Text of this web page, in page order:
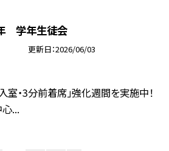
年 学年生徒会
更新日 2026/06/03
室・3分前着席」強化週間を実施中！
...